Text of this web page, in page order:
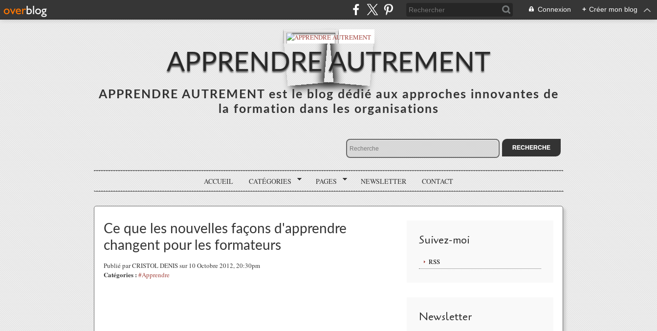
Connexion + Créer mon blog
APPRENDRE AUTREMENT
APPRENDRE AUTREMENT est le blog dédié aux approches innovantes de
la formation dans les organisations
ACCUEIL CATÉGORIES PAGES NEWSLETTER CONTACT
Ce que les nouvelles façons d'apprendre
changent pour les formateurs
Publié par CRISTOL DENIS sur 10 Octobre 2012, 20:30pm
Catégories : #Apprendre
Suivez-moi
RSS
Newsletter